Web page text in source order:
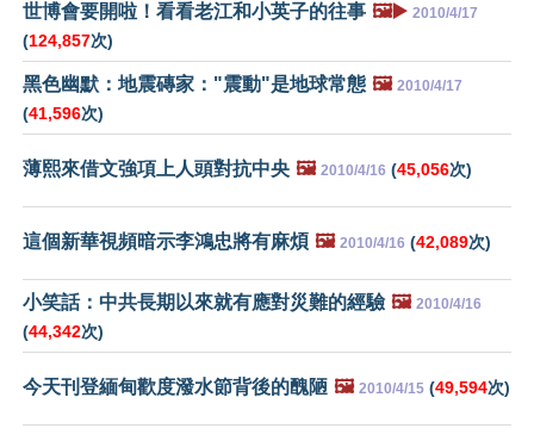
世博會要開啦！看看老江和小英子的往事 🖼️▶️ 2010/4/17
(124,857次)
黑色幽默：地震磚家："震動"是地球常態 🖼️ 2010/4/17
(41,596次)
薄熙來借文強項上人頭對抗中央 🖼️ 2010/4/16 (45,056次)
這個新華視頻暗示李鴻忠將有麻煩 🖼️ 2010/4/16 (42,089次)
小笑話：中共長期以來就有應對災難的經驗 🖼️ 2010/4/16
(44,342次)
今天刊登緬甸歡度潑水節背後的醜陋 🖼️ 2010/4/15 (49,594次)